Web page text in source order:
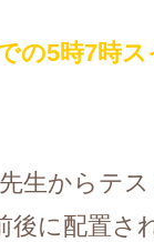
の5時7時
生からテ
後に配置さ